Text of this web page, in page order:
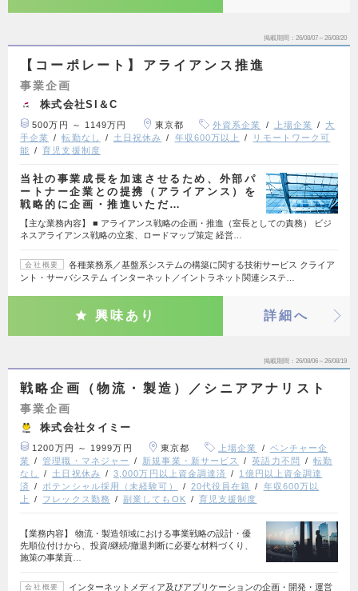
掲載期間 26/08/07～26/08/20
【コーポレート】アライアンス推進
事業企画
株式会社SI＆C
500万円 ～ 1149万円 東京都 外資系企業 上場企業
大
手企業
転勤なし 土日祝休み 年収600万以上
リモートワーク可
能
育児支援制度
当社の事業成長を加速させるため、外部パ
ートナー企業との提携（アライアンス）を
戦略的に企画・推進いただ…
【主な業務内容】 ■ アライアンス戦略の企画・推進（室長としての責務） ビジ
ネスアライアンス戦略の立案、ロードマップ策定 経営…
会社概要
各種業務系／基盤系システムの構築に関する技術サービス クライア
ント・サーバシステム インターネット／イントラネット関連システ…
興味あり 詳細へ
掲載期間 26/08/06～26/08/19
戦略企画（物流・製造）／シニアアナリスト
事業企画
株式会社タイミー
1200万円 ～ 1999万円 東京都 上場企業
ベンチャー企
業
管理職・マネジャー 新規事業・新サービス 英語力不問
転勤
なし
土日祝休み 3,000万円以上資金調達済
1億円以上資金調達
済
ポテンシャル採用（未経験可） 20代役員在籍
年収600万以
上
フレックス勤務 副業してもOK 育児支援制度
【業務内容】 物流・製造領域における事業戦略の設計・優
先順位付けから、投資/継続/撤退判断に必要な材料づくり、
施策の事業貢…
会社概要 インターネットメディア及びアプリケーションの企画・開発・運営